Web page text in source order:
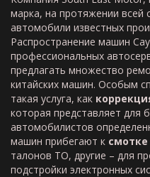
марка, на протяжении всей
автомобили известных
Распространение машин
профессиональных
предлагать множество
китайских машин. Особым
такая услуга, как
которая представляет для
автомобилистов
машин прибегают к смотке
талонов ТО, другие – для
подстройки электронных